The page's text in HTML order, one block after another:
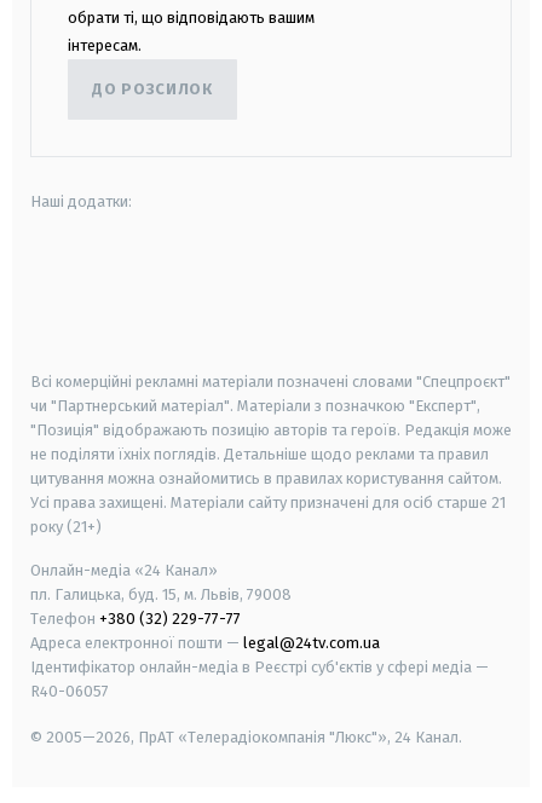
обрати ті, що відповідають вашим
інтересам.
ДО РОЗСИЛОК
Наші додатки:
Всі комерційні рекламні матеріали позначені словами "Спецпроєкт"
чи "Партнерський матеріал". Матеріали з позначкою "Експерт",
"Позиція" відображають позицію авторів та героїв. Редакція може
не поділяти їхніх поглядів. Детальніше щодо реклами та правил
цитування можна ознайомитись в правилах користування сайтом.
Усі права захищені. Матеріали сайту призначені для осіб старше 21
року (21+)
Онлайн-медіа «24 Канал»
пл. Галицька, буд. 15, м. Львів, 79008
Телефон +380 (32) 229-77-77
Адреса електронної пошти — legal@24tv.com.ua
Ідентифікатор онлайн-медіа в Реєстрі суб'єктів у сфері медіа —
R40-06057
© 2005—2026, ПрАТ «Телерадіокомпанія "Люкс"», 24 Канал.